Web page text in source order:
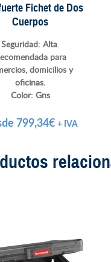
Fichet de Dos
Cuerpos
Seguridad: Alta.
para
domicilios y
oficinas.
Color: Gris
799,34€ + IVA